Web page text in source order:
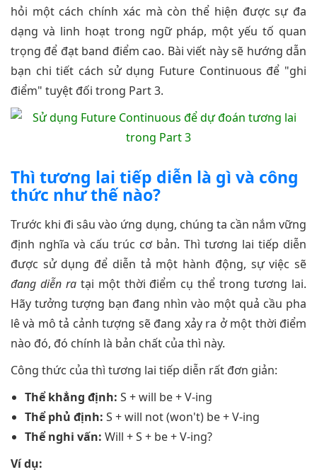
hỏi một cách chính xác mà còn thể hiện được sự đa
dạng và linh hoạt trong ngữ pháp, một yếu tố quan
trọng để đạt band điểm cao. Bài viết này sẽ hướng dẫn
bạn chi tiết cách sử dụng Future Continuous để "ghi
điểm" tuyệt đối trong Part 3.
Thì tương lai tiếp diễn là gì và công
thức như thế nào?
Trước khi đi sâu vào ứng dụng, chúng ta cần nắm vững
định nghĩa và cấu trúc cơ bản. Thì tương lai tiếp diễn
được sử dụng để diễn tả một hành động, sự việc sẽ
đang diễn ratại một thời điểm cụ thể trong tương lai.
Hãy tưởng tượng bạn đang nhìn vào một quả cầu pha
lê và mô tả cảnh tượng sẽ đang xảy ra ở một thời điểm
nào đó, đó chính là bản chất của thì này.
Công thức của thì tương lai tiếp diễn rất đơn giản:
Thể khẳng định: S + will be + V-ing
Thể phủ định: S + will not (won't) be + V-ing
Thể nghi vấn: Will + S + be + V-ing?
Ví dụ: